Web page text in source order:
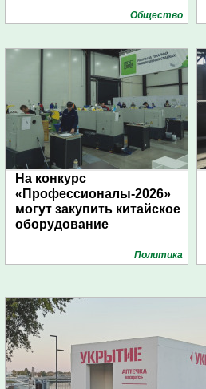
Общество
На конкурс
«Профессионалы-2026»
могут закупить китайское
оборудование
Политика